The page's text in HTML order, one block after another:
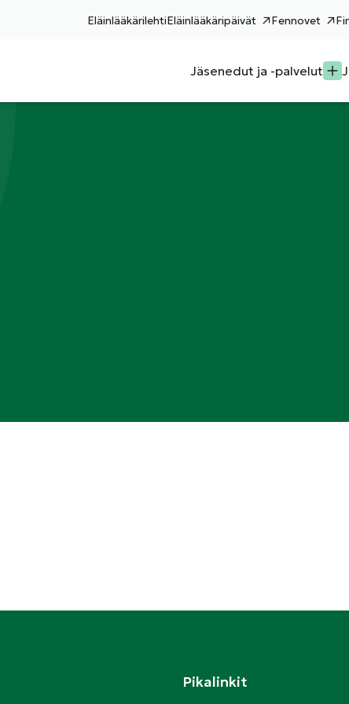
EläinlääkärilehtiEläinlääkäripäivät Fennovet
Jäsenedut ja -palvelut
Pikalinkit